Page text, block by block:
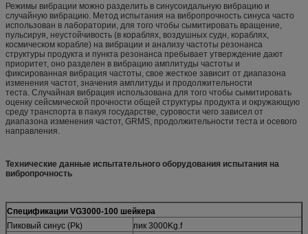
Режимы вибрации можно разделить в синусоидальную вибрацию и
случайную вибрацию. Метод испытания на вибропрочность синуса часто
использован в лаборатории, для того чтобы сымитировать вращение,
пульсируя, неустойчивость (в кораблях, воздушных судн, кораблях,
космическом корабле) на вибрации и анализу частоты резонанса
структуры продукта и пункта резонанса пребывает утверждение дают
приоритет, оно разделен в вибрацию амплитуды частоты и
фиксированная вибрация частоты, свое жесткое зависит от диапазона
изменения частот, значения амплитуды и продолжительности
теста. Случайная вибрация использована для того чтобы сымитировать
оценку сейсмической прочности общей структуры продукта и окружающую
среду транспорта в пакуя государстве, суровости чего зависел от
диапазона изменения частот, GRMS, продолжительности теста и осевого
направления.
Технические данные испытательного оборудования испытания на
вибропрочность
Спецификации VG3000-100 шейкера
Пиковый синус (Pk)
пик 3000Kg.f